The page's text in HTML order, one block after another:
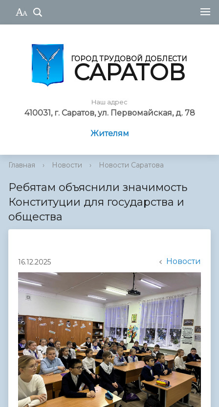
ГОРОД ТРУДОВОЙ ДОБЛЕСТИ
САРАТОВ
Наш адрес
410031, г. Саратов, ул. Первомайская, д. 78
Жителям
Главная › Новости › Новости Саратова
Ребятам объяснили значимость
Конституции для государства и
общества
16.12.2025 Новости